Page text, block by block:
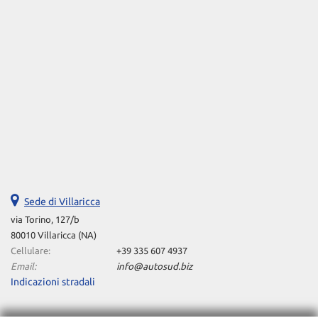
Sede di Villaricca
via Torino, 127/b
80010 Villaricca (NA)
Cellulare:
+39 335 607 4937
Email:
info@autosud.biz
Indicazioni stradali